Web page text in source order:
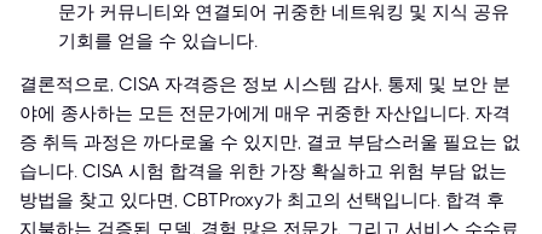
문가 커뮤니티와 연결되어 귀중한 네트워킹 및 지식 공유
기회를 얻을 수 있습니다.
결론적으로, CISA 자격증은 정보 시스템 감사, 통제 및 보안 분
야에 종사하는 모든 전문가에게 매우 귀중한 자산입니다. 자격
증 취득 과정은 까다로울 수 있지만, 결코 부담스러울 필요는 없
습니다. CISA 시험 합격을 위한 가장 확실하고 위험 부담 없는
방법을 찾고 있다면, CBTProxy가 최고의 선택입니다. 합격 후
지불하는 검증된 모델, 경험 많은 전문가, 그리고 서비스 수수료